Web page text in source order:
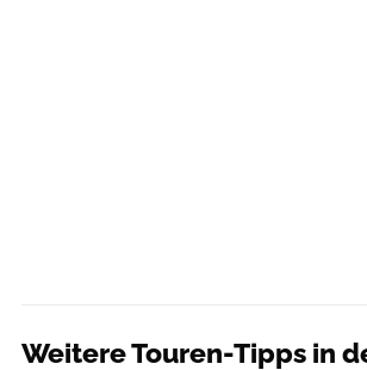
Weitere Touren-Tipps in